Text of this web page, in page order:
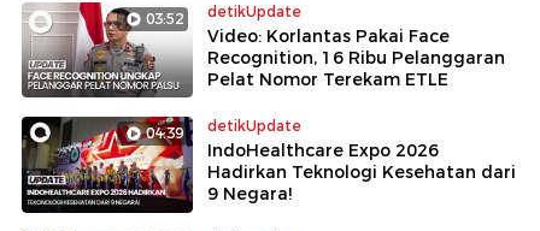
03:52 detikUpdate
Video: Korlantas Pakai Face
Recognition, 16 Ribu Pelanggaran
Pelat Nomor Terekam ETLE
04:39 detikUpdate
IndoHealthcare Expo 2026
Hadirkan Teknologi Kesehatan dari
9 Negara!